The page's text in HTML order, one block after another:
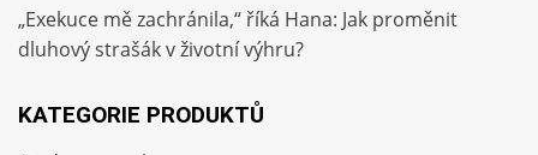
„Exekuce mě zachránila,“ říká Hana: Jak proměnit
dluhový strašák v životní výhru?
KATEGORIE PRODUKTŮ